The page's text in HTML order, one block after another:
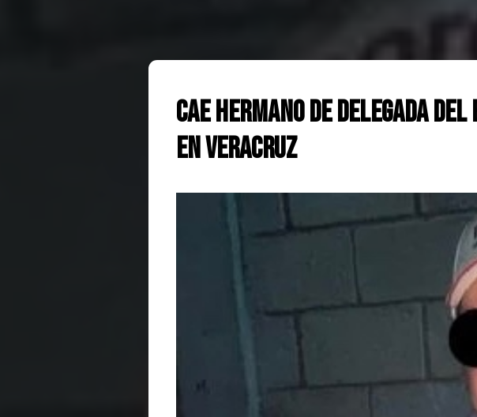
Cae hermano de Delegada
en Veracruz